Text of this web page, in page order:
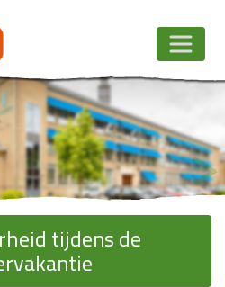
Bij ons praat je
mee
>
tijdens de